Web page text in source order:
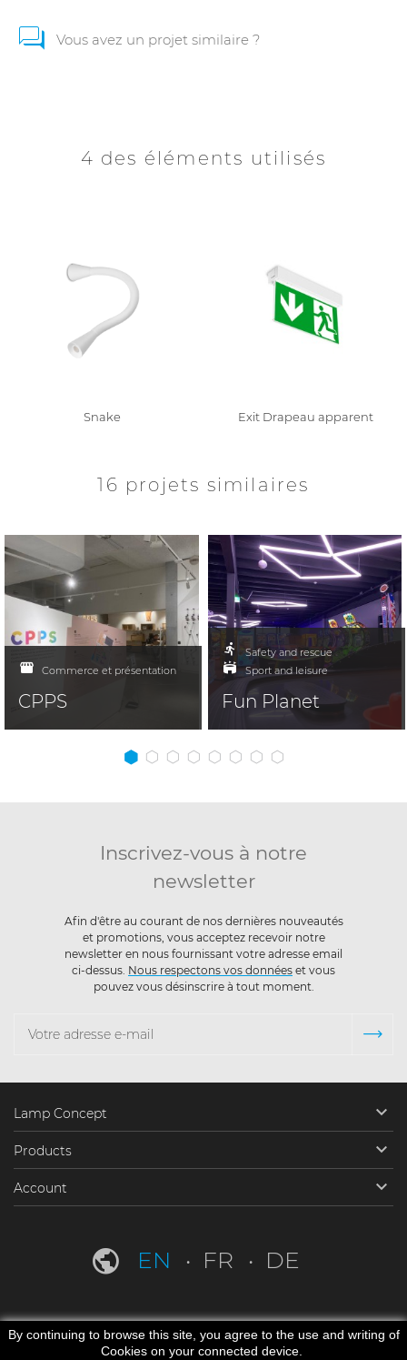
Vous avez un projet similaire ?
4 des éléments utilisés
Snake Exit Drapeau apparent
16 projets similaires
Commerce et présentation
CPPS
Safety and rescue
Sport and leisure
Fun Planet
Inscrivez-vous à notre
newsletter
Afin d'être au courant de nos dernières nouveautés
et promotions, vous acceptez recevoir notre
newsletter en nous fournissant votre adresse email
ci-dessus. Nous respectons vos données et vous
pouvez vous désinscrire à tout moment.
Lamp Concept 
Products 
Account 
EN FR DE
By continuing to browse this site, you agree to the use and writing of
Cookies on your connected device.